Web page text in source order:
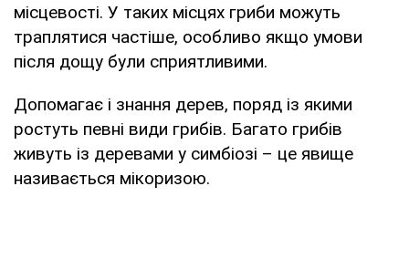
місцевості. У таких місцях гриби можуть
траплятися частіше, особливо якщо умови
після дощу були сприятливими.
Допомагає і знання дерев, поряд із якими
ростуть певні види грибів. Багато грибів
живуть із деревами у симбіозі – це явище
називається мікоризою.